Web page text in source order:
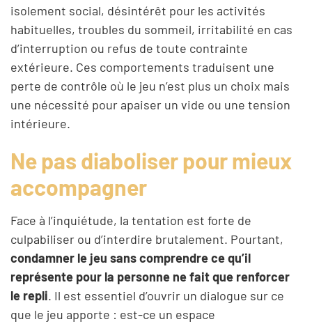
isolement social, désintérêt pour les activités
habituelles, troubles du sommeil, irritabilité en cas
d’interruption ou refus de toute contrainte
extérieure. Ces comportements traduisent une
perte de contrôle où le jeu n’est plus un choix mais
une nécessité pour apaiser un vide ou une tension
intérieure.
Ne pas diaboliser pour mieux
accompagner
Face à l’inquiétude, la tentation est forte de
culpabiliser ou d’interdire brutalement. Pourtant,
condamner le jeu sans comprendre ce qu’il
représente pour la personne ne fait que renforcer
le repli. Il est essentiel d’ouvrir un dialogue sur ce
que le jeu apporte : est-ce un espace